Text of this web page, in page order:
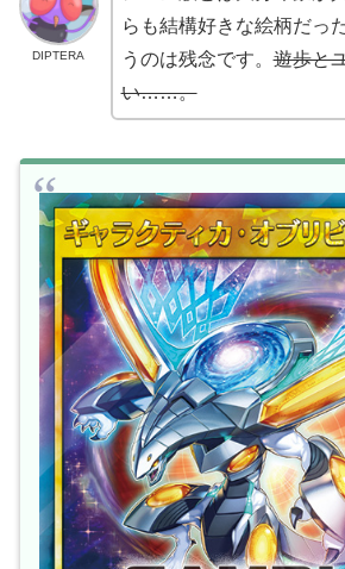
DIPTERA
らも結構好きな絵柄だっ
うのは残念です。遊歩と
い……。